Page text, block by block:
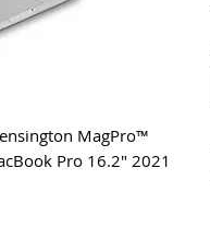
MagPro™
Pro 16.2" 2021